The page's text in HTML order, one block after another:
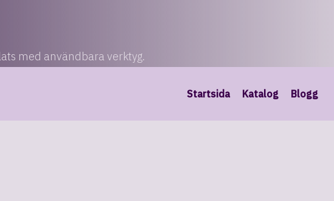
med användbara verktyg.
Startsida Katalog Blogg